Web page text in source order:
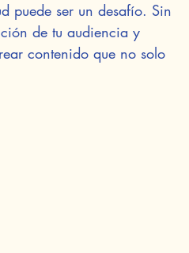
puede ser un desafío. Sin
de tu audiencia y
contenido que no solo